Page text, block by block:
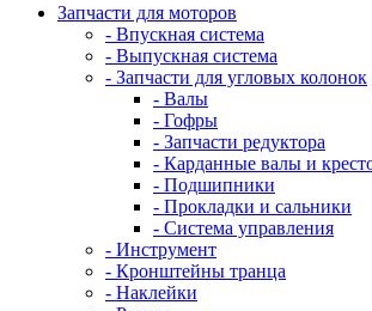
Запчасти для моторов
- Впускная система
- Выпускная система
- Запчасти для угловых колонок
- Валы
- Гофры
- Запчасти редуктора
- Карданные валы и
- Подшипники
- Прокладки и сальники
- Система управления
- Инструмент
- Кронштейны транца
- Наклейки